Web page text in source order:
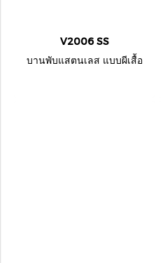
V2006 SS
บานพับแสตนเลส แบบผีเสื้อ